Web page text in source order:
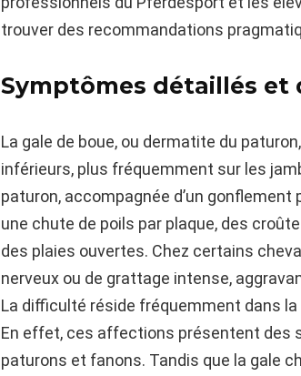
trouver des recommandations
Symptômes détaillés et
La gale de boue, ou dermatite du
inférieurs, plus fréquemment sur les
paturon, accompagnée d’un
une chute de poils par plaque, des
des plaies ouvertes. Chez certains
nerveux ou de grattage intense,
La difficulté réside fréquemment dans
En effet, ces affections présentent des
paturons et fanons. Tandis que la gale